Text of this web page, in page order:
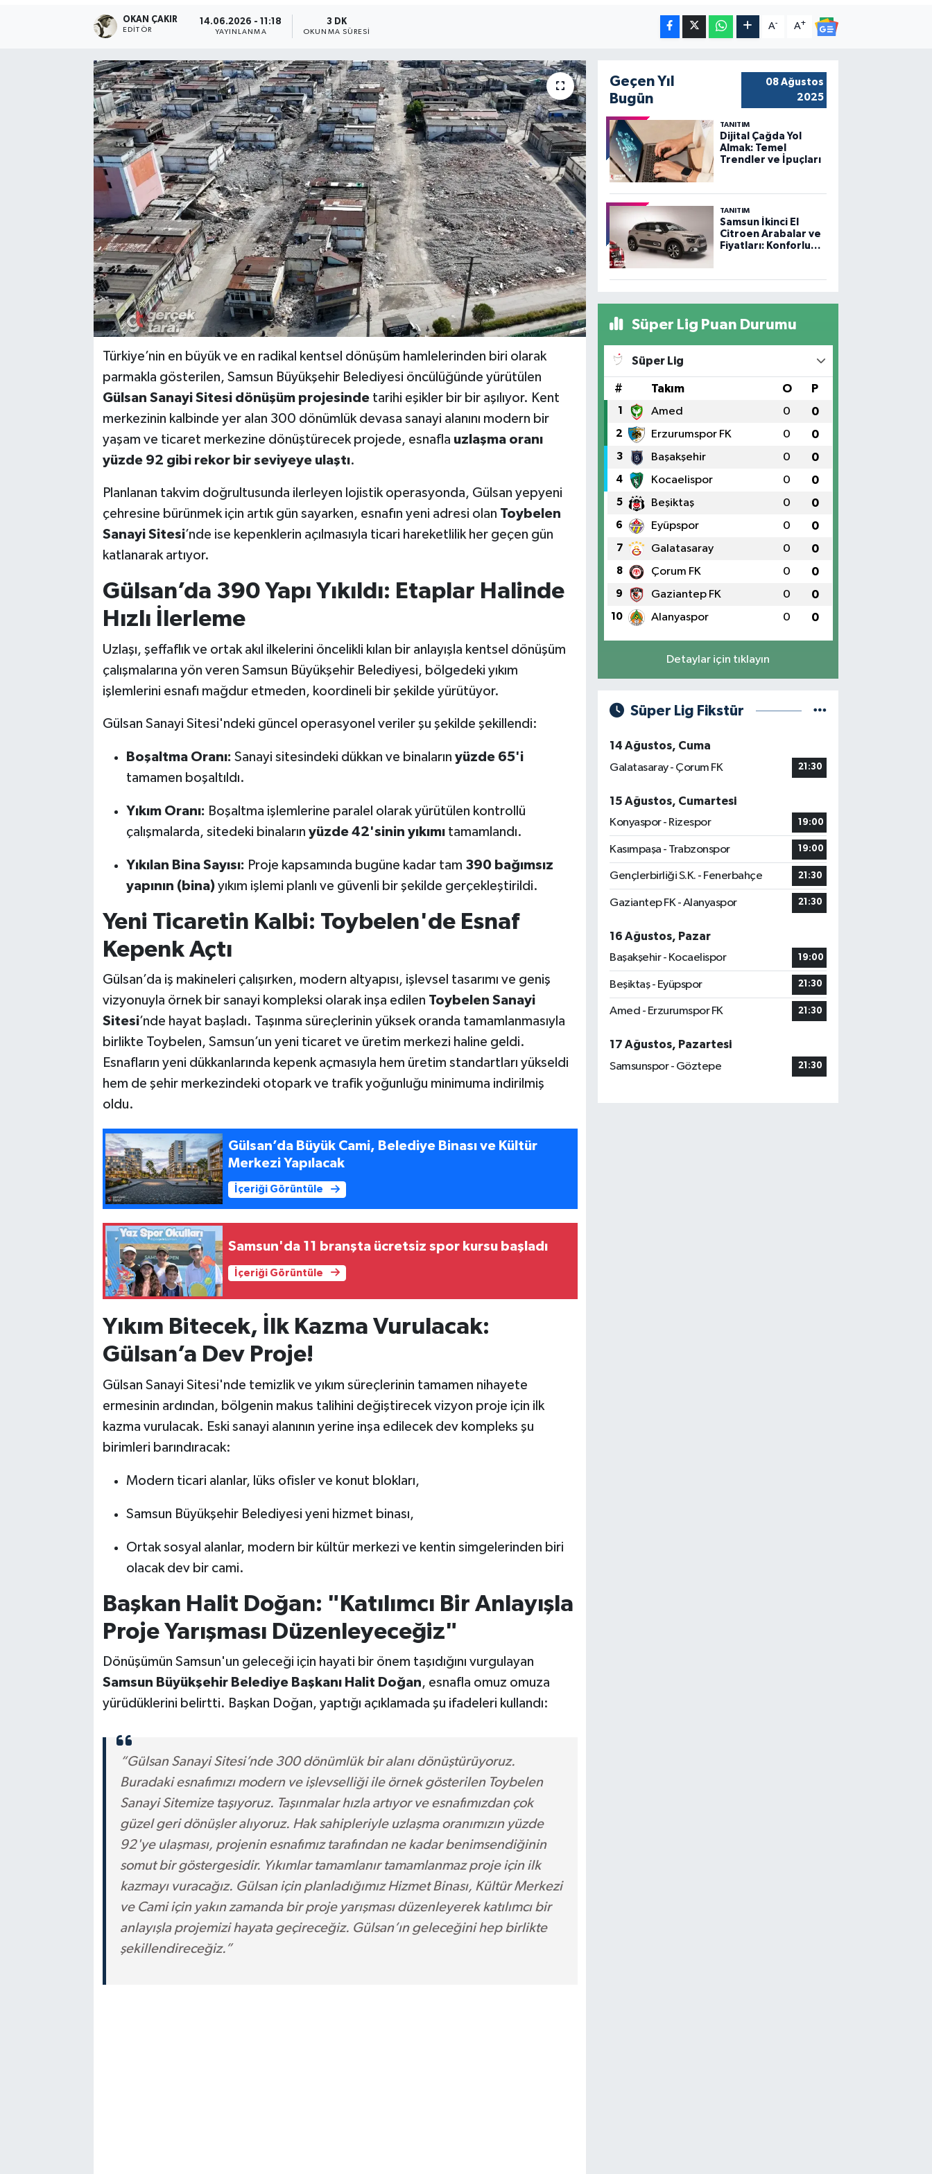
OKAN ÇAKIR
EDITÖR
14.06.2026 - 11:18
YAYINLANMA
3 DK
OKUNMA SÜRESI
A- A+
Türkiye’nin en büyük ve en radikal kentsel dönüşüm hamlelerinden biri olarak
parmakla gösterilen, Samsun Büyükşehir Belediyesi öncülüğünde yürütülen
Gülsan Sanayi Sitesi dönüşüm projesindetarihi eşikler bir bir aşılıyor. Kent
merkezinin kalbinde yer alan 300 dönümlük devasa sanayi alanını modern bir
yaşam ve ticaret merkezine dönüştürecek projede, esnafla uzlaşma oranı
yüzde 92 gibi rekor bir seviyeye ulaştı.
Planlanan takvim doğrultusunda ilerleyen lojistik operasyonda, Gülsan yepyeni
çehresine bürünmek için artık gün sayarken, esnafın yeni adresi olan Toybelen
Sanayi Sitesi’nde ise kepenklerin açılmasıyla ticari hareketlilik her geçen gün
katlanarak artıyor.
Gülsan’da 390 Yapı Yıkıldı: Etaplar Halinde
Hızlı İlerleme
Uzlaşı, şeffaflık ve ortak akıl ilkelerini öncelikli kılan bir anlayışla kentsel dönüşüm
çalışmalarına yön veren Samsun Büyükşehir Belediyesi, bölgedeki yıkım
işlemlerini esnafı mağdur etmeden, koordineli bir şekilde yürütüyor.
Gülsan Sanayi Sitesi'ndeki güncel operasyonel veriler şu şekilde şekillendi:
Boşaltma Oranı: Sanayi sitesindeki dükkan ve binaların yüzde 65'i
tamamen boşaltıldı.
Yıkım Oranı: Boşaltma işlemlerine paralel olarak yürütülen kontrollü
çalışmalarda, sitedeki binaların yüzde 42'sinin yıkımıtamamlandı.
Yıkılan Bina Sayısı: Proje kapsamında bugüne kadar tam 390 bağımsız
yapının (bina)yıkım işlemi planlı ve güvenli bir şekilde gerçekleştirildi.
Yeni Ticaretin Kalbi: Toybelen'de Esnaf
Kepenk Açtı
Gülsan’da iş makineleri çalışırken, modern altyapısı, işlevsel tasarımı ve geniş
vizyonuyla örnek bir sanayi kompleksi olarak inşa edilen Toybelen Sanayi
Sitesi’nde hayat başladı. Taşınma süreçlerinin yüksek oranda tamamlanmasıyla
birlikte Toybelen, Samsun’un yeni ticaret ve üretim merkezi haline geldi.
Esnafların yeni dükkanlarında kepenk açmasıyla hem üretim standartları yükseldi
hem de şehir merkezindeki otopark ve trafik yoğunluğu minimuma indirilmiş
oldu.
Gülsan’da Büyük Cami, Belediye Binası ve Kültür
Merkezi Yapılacak
İçeriği Görüntüle
Samsun'da 11 branşta ücretsiz spor kursu başladı
İçeriği Görüntüle
Yıkım Bitecek, İlk Kazma Vurulacak:
Gülsan’a Dev Proje!
Gülsan Sanayi Sitesi'nde temizlik ve yıkım süreçlerinin tamamen nihayete
ermesinin ardından, bölgenin makus talihini değiştirecek vizyon proje için ilk
kazma vurulacak. Eski sanayi alanının yerine inşa edilecek dev kompleks şu
birimleri barındıracak:
Modern ticari alanlar, lüks ofisler ve konut blokları,
Samsun Büyükşehir Belediyesi yeni hizmet binası,
Ortak sosyal alanlar, modern bir kültür merkezi ve kentin simgelerinden biri
olacak dev bir cami.
Başkan Halit Doğan: "Katılımcı Bir Anlayışla
Proje Yarışması Düzenleyeceğiz"
Dönüşümün Samsun'un geleceği için hayati bir önem taşıdığını vurgulayan
Samsun Büyükşehir Belediye Başkanı Halit Doğan, esnafla omuz omuza
yürüdüklerini belirtti. Başkan Doğan, yaptığı açıklamada şu ifadeleri kullandı:
“Gülsan Sanayi Sitesi’nde 300 dönümlük bir alanı dönüştürüyoruz.
Buradaki esnafımızı modern ve işlevselliği ile örnek gösterilen Toybelen
Sanayi Sitemize taşıyoruz. Taşınmalar hızla artıyor ve esnafımızdan çok
güzel geri dönüşler alıyoruz. Hak sahipleriyle uzlaşma oranımızın yüzde
92'ye ulaşması, projenin esnafımız tarafından ne kadar benimsendiğinin
somut bir göstergesidir. Yıkımlar tamamlanır tamamlanmaz proje için ilk
kazmayı vuracağız. Gülsan için planladığımız Hizmet Binası, Kültür Merkezi
ve Cami için yakın zamanda bir proje yarışması düzenleyerek katılımcı bir
anlayışla projemizi hayata geçireceğiz. Gülsan’ın geleceğini hep birlikte
şekillendireceğiz.”
Geçen Yıl
Bugün
08 Ağustos
2025
TANITIM
Dijital Çağda Yol
Almak: Temel
Trendler ve İpuçları
TANITIM
Samsun İkinci El
Citroen Arabalar ve
Fiyatları: Konforlu
Süper Lig Puan Durumu
Süper Lig
# Takım O P
1 Amed 0 0
2 Erzurumspor FK 0 0
3 Başakşehir 0 0
4 Kocaelispor 0 0
5 Beşiktaş 0 0
6 Eyüpspor 0 0
7 Galatasaray 0 0
8 Çorum FK 0 0
9 Gaziantep FK 0 0
10 Alanyaspor 0 0
Detaylar için tıklayın
Süper Lig Fikstür
14 Ağustos, Cuma
Galatasaray - Çorum FK
21:30
15 Ağustos, Cumartesi
Konyaspor - Rizespor
19:00
Kasımpaşa - Trabzonspor 19:00
Gençlerbirliği S.K. - Fenerbahçe 21:30
Gaziantep FK - Alanyaspor 21:30
16 Ağustos, Pazar
Başakşehir - Kocaelispor
19:00
Beşiktaş - Eyüpspor 21:30
Amed - Erzurumspor FK 21:30
17 Ağustos, Pazartesi
Samsunspor - Göztepe
21:30
EKONOMİ
TEKNOLOJİ